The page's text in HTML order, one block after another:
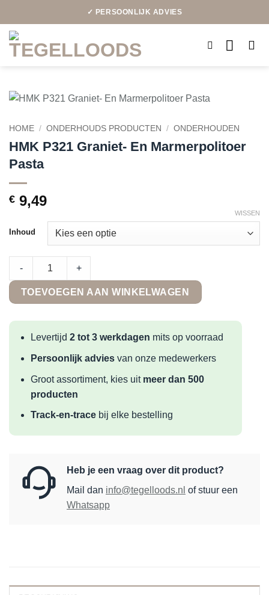
naar
inhoud
✓ PERSOONLIJK ADVIES
HOME / ONDERHOUDS PRODUCTEN / ONDERHOUDEN
HMK P321 Graniet- En Marmerpolitoer
Pasta
€ 9,49
Inhoud
WISSEN
HMK P321 Graniet- En Marmerpolitoer Pasta quantity
- +
TOEVOEGEN AAN WINKELWAGEN
Levertijd 2 tot 3 werkdagen mits op voorraad
Persoonlijk adviesvan onze medewerkers
Groot assortiment, kies uit meer dan 500
producten
Track-en-tracebij elke bestelling
Heb je een vraag over dit product?
Mail dan info@tegelloods.nl of stuur een
Whatsapp